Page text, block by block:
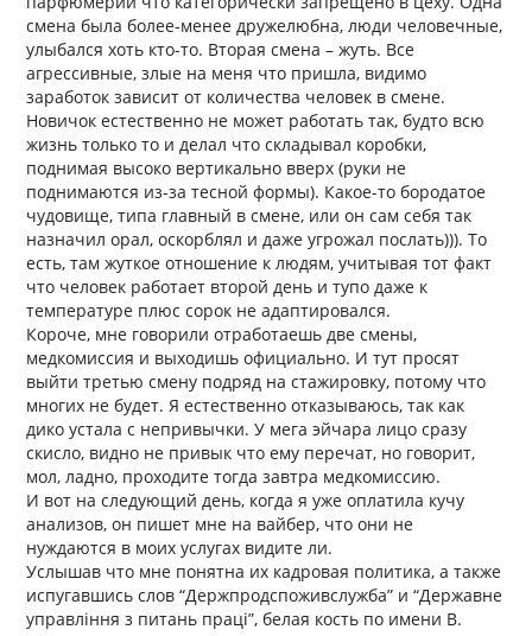
смена была более-менее дружелюбна, люди человечные,
улыбался хоть кто-то. Вторая смена – жуть. Все
агрессивные, злые на меня что пришла, видимо
заработок зависит от количества человек в смене.
Новичок естественно не может работать так, будто всю
жизнь только то и делал что складывал коробки,
поднимая высоко вертикально вверх (руки не
поднимаются из-за тесной формы). Какое-то бородатое
чудовище, типа главный в смене, или он сам себя так
назначил орал, оскорблял и даже угрожал послать))). То
есть, там жуткое отношение к людям, учитывая тот факт
что человек работает второй день и тупо даже к
температуре плюс сорок не адаптировался.
Короче, мне говорили отработаешь две смены,
медкомиссия и выходишь официально. И тут просят
выйти третью смену подряд на стажировку, потому что
многих не будет. Я естественно отказываюсь, так как
дико устала с непривычки. У мега эйчара лицо сразу
скисло, видно не привык что ему перечат, но говорит,
мол, ладно, проходите тогда завтра медкомиссию.
И вот на следующий день, когда я уже оплатила кучу
анализов, он пишет мне на вайбер, что они не
нуждаются в моих услугах видите ли.
Услышав что мне понятна их кадровая политика, а также
испугавшись слов “Держпродспоживслужба” и “Державне
управління з питань праці”, белая кость по имени В.